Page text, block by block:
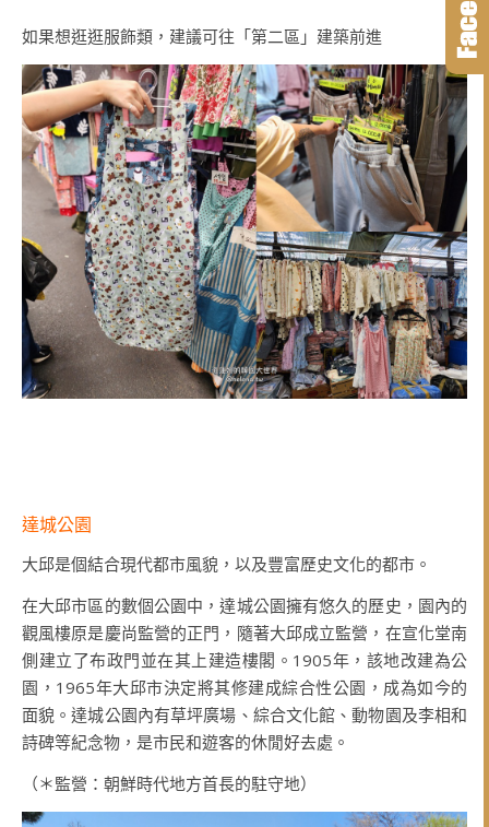
如果想逛逛服飾類，建議可往「第二區」建築前進
達城公園
大邱是個結合現代都市風貌，以及豐富歷史文化的都市。
在大邱市區的數個公園中，達城公園擁有悠久的歷史，園內的
觀風樓原是慶尚監營的正門，隨著大邱成立監營，在宣化堂南
側建立了布政門並在其上建造樓閣。1905年，該地改建為公
園，1965年大邱市決定將其修建成綜合性公園，成為如今的
面貌。達城公園內有草坪廣場、綜合文化館、動物園及李相和
詩碑等紀念物，是市民和遊客的休閒好去處。
（＊監營：朝鮮時代地方首長的駐守地）